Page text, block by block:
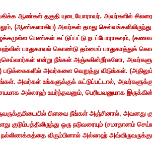
ஆண்கள் தகுதி யுடையோராவர். அவர்களில்
, (ஆண்களாகிய) அவர்கள் தமது செல்வங்களிலிருந்து
பெண்கள் கட்டுப்பட்டு நடப்போராகவும், (
பாதுகாவல் கொண்டு தம்மைப் பாதுகாத்துக்
என்று நீங்கள் அஞ்சுகின்றீர்களோ,
படுக்கைகளில் அவர்களை வெறுத்து விடுங்கள்.
அவர்கள் உங்களுக்குக் கட்டுப்பட்டால்,
அல்லாஹ் உயர்ந்தவனும், பெரியவனுமாக
பிளவை நீங்கள் அஞ்சினால், அவனது
குடும்பத்திலிருந்து ஒரு நடுவரையும் (சமாதானம்
விரும்பினால் அல்லாஹ்